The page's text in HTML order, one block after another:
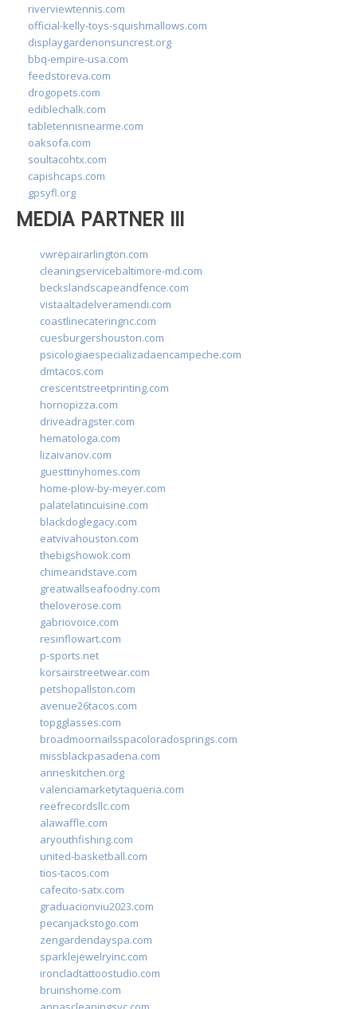
riverviewtennis.com
official-kelly-toys-squishmallows.com
displaygardenonsuncrest.org
bbq-empire-usa.com
feedstoreva.com
drogopets.com
ediblechalk.com
tabletennisnearme.com
oaksofa.com
soultacohtx.com
capishcaps.com
gpsyfl.org
MEDIA PARTNER III
vwrepairarlington.com
cleaningservicebaltimore-md.com
beckslandscapeandfence.com
vistaaltadelveramendi.com
coastlinecateringnc.com
cuesburgershouston.com
psicologiaespecializadaencampeche.com
dmtacos.com
crescentstreetprinting.com
hornopizza.com
driveadragster.com
hematologa.com
lizaivanov.com
guesttinyhomes.com
home-plow-by-meyer.com
palatelatincuisine.com
blackdoglegacy.com
eatvivahouston.com
thebigshowok.com
chimeandstave.com
greatwallseafoodny.com
theloverose.com
gabriovoice.com
resinflowart.com
p-sports.net
korsairstreetwear.com
petshopallston.com
avenue26tacos.com
topgglasses.com
broadmoornailsspacoloradosprings.com
missblackpasadena.com
anneskitchen.org
valenciamarketytaqueria.com
reefrecordsllc.com
alawaffle.com
aryouthfishing.com
united-basketball.com
tios-tacos.com
cafecito-satx.com
graduacionviu2023.com
pecanjackstogo.com
zengardendayspa.com
sparklejewelryinc.com
ironcladtattoostudio.com
bruinshome.com